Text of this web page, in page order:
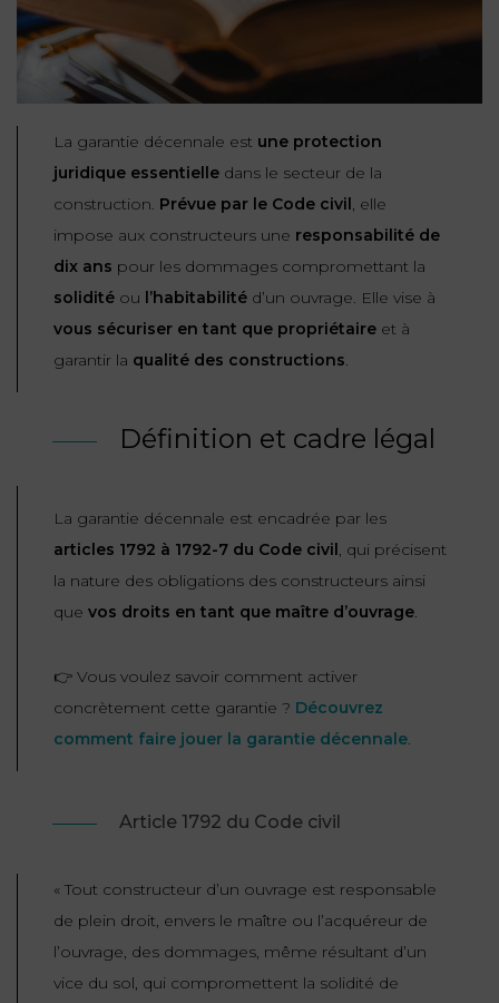
DU
TRAVAIL
RESPONSABILITÉ
IMMOBILIER
CONTRATS &
CONSOMMATION
DROIT
ADMINISTRATIF
DROITS
INDEMNITÉ DE
PENSION
ALIMENTAIRE
CORPOREL
CONSOMMATION
DROIT
AFFAIRES
RESPONSABILITÉ
& ASSURANCE
FISCALITÉ
DROIT
ADMINISTRATIF
AGN
AVOCATS
SERVICE
FRANCO-
TURC
START-
UPS
RGPD
ET
PROPRIÉTÉ
INTELLECTUELLE
DISTRIBUTION
ENTREPRISES
DIFFICULTÉ
HAUSSMANN
DROIT
DU
TOURISME
CONNAÎTRE
EQUIPE
NOUS
Nos
agences
Prendre
RDV
09
34
72
EN LIGNE
La garantie décennale est une protection
juridique essentielle dans le secteur de la
construction. Prévue par le Code civil , elle
impose aux constructeurs une responsabilité de
dix ans pour les dommages compromettant la
solidité ou l’habitabilité d’un ouvrage. Elle vise à
vous sécuriser en tant que propriétaire et à
garantir la qualité des constructions.
Définition et cadre légal
La garantie décennale est encadrée par les
articles 1792 à 1792-7 du Code civil , qui précisent
la nature des obligations des constructeurs ainsi
que vos droits en tant que maître d’ouvrage.
👉 Vous voulez savoir comment activer
concrètement cette garantie ? Découvrez
comment faire jouer la garantie décennale.
Article 1792 du Code civil
« Tout constructeur d’un ouvrage est responsable
de plein droit, envers le maître ou l’acquéreur de
l’ouvrage, des dommages, même résultant d’un
vice du sol, qui compromettent la solidité de